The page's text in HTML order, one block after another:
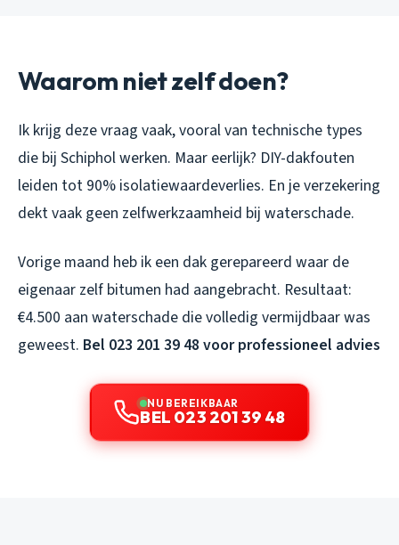
Waarom niet zelf doen?
Ik krijg deze vraag vaak, vooral van technische types
die bij Schiphol werken. Maar eerlijk? DIY-dakfouten
leiden tot 90% isolatiewaardeverlies. En je verzekering
dekt vaak geen zelfwerkzaamheid bij waterschade.
Vorige maand heb ik een dak gerepareerd waar de
eigenaar zelf bitumen had aangebracht. Resultaat:
€4.500 aan waterschade die volledig vermijdbaar was
geweest. Bel 023 201 39 48 voor professioneel advies
NU BEREIKBAAR
BEL 023 201 39 48